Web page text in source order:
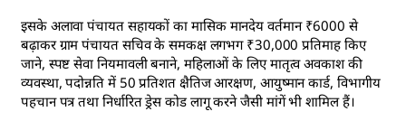
इसके अलावा पंचायत सहायकों का मासिक मानदेय वर्तमान ₹6000 से
बढ़ाकर ग्राम पंचायत सचिव के समकक्ष लगभग ₹30,000 प्रतिमाह किए
जाने, स्पष्ट सेवा नियमावली बनाने, महिलाओं के लिए मातृत्व अवकाश की
व्यवस्था, पदोन्नति में 50 प्रतिशत क्षैतिज आरक्षण, आयुष्मान कार्ड, विभागीय
पहचान पत्र तथा निर्धारित ड्रेस कोड लागू करने जैसी मांगें भी शामिल हैं।